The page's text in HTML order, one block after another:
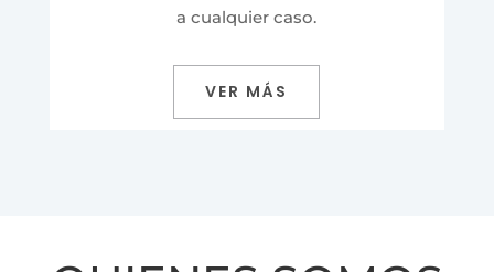
a cualquier caso.
VER MÁS